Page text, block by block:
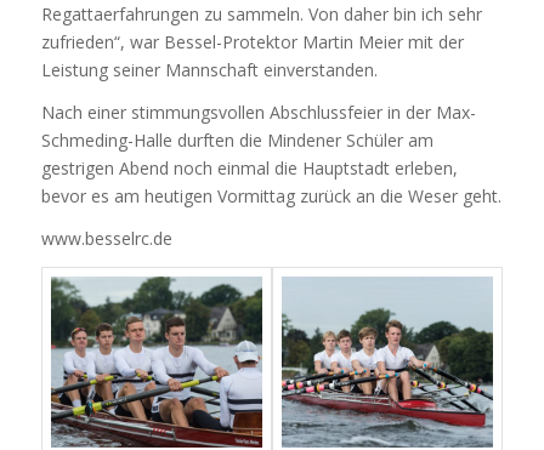
Regattaerfahrungen zu sammeln. Von daher bin ich sehr
zufrieden“, war Bessel-Protektor Martin Meier mit der
Leistung seiner Mannschaft einverstanden.
Nach einer stimmungsvollen Abschlussfeier in der Max-
Schmeding-Halle durften die Mindener Schüler am
gestrigen Abend noch einmal die Hauptstadt erleben,
bevor es am heutigen Vormittag zurück an die Weser geht.
www.besselrc.de